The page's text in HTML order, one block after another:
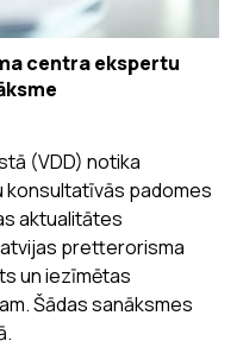
centra ekspertu
(VDD) notika
padomes
aktualitātes
pretterorisma
un iezīmētas
Šādas sanāksmes